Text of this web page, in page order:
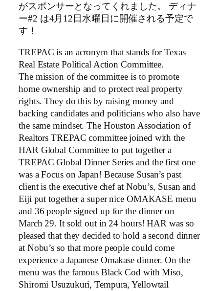
がスポンサーとなってくれました。 ディナ
ー#2 は4月12日水曜日に開催される予定で
す！
TREPAC is an acronym that stands for Texas
Real Estate Political Action Committee.
The mission of the committee is to promote
home ownership and to protect real property
rights. They do this by raising money and
backing candidates and politicians who also have
the same mindset. The Houston Association of
Realtors TREPAC committee joined with the
HAR Global Committee to put together a
TREPAC Global Dinner Series and the first one
was a Focus on Japan! Because Susan’s past
client is the executive chef at Nobu’s, Susan and
Eiji put together a super nice OMAKASE menu
and 36 people signed up for the dinner on
March 29. It sold out in 24 hours! HAR was so
pleased that they decided to hold a second dinner
at Nobu’s so that more people could come
experience a Japanese Omakase dinner. On the
menu was the famous Black Cod with Miso,
Shiromi Usuzukuri, Tempura, Yellowtail